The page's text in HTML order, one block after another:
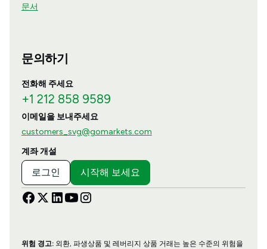
문서
문의하기
전화해 주세요
+1 212 858 9589
이메일을 보내주세요
customers_svg@gomarkets.com
계좌 개설
로그인 시작해 보세요
위험 경고:외환, 파생상품 및 레버리지 상품 거래는 높은 수준의 위험을